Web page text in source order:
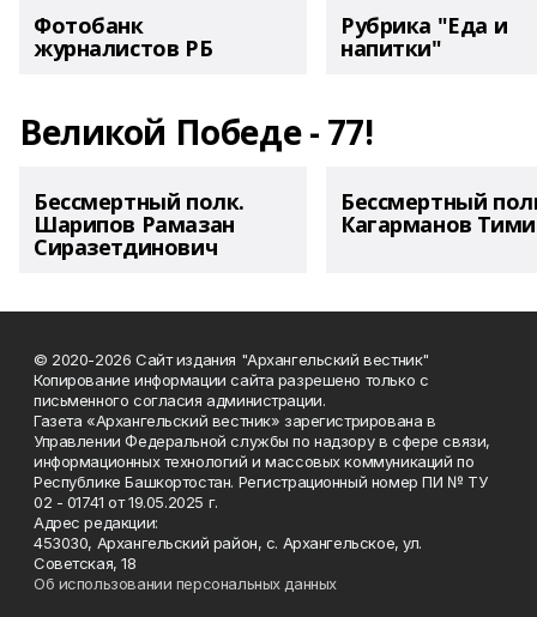
Фотобанк
журналистов РБ
Рубрика "Еда и
напитки"
Великой Победе - 77!
Бессмертный полк.
Шарипов Рамазан
Сиразетдинович
Бессмертный
Кагарманов
© 2020-2026 Сайт издания "Архангельский вестник"
Копирование информации сайта разрешено только с
письменного согласия администрации.
Газета «Архангельский вестник» зарегистрирована в
Управлении Федеральной службы по надзору в сфере связи,
информационных технологий и массовых коммуникаций по
Республике Башкортостан. Регистрационный номер ПИ № ТУ
02 - 01741 от 19.05.2025 г.
Адрес редакции:
453030, Архангельский район, с. Архангельское, ул.
Советская, 18
Об использовании персональных данных